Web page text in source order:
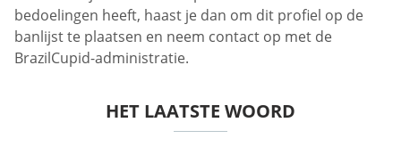
bedoelingen heeft, haast je dan om dit profiel op de
banlijst te plaatsen en neem contact op met de
BrazilCupid-administratie.
HET LAATSTE WOORD